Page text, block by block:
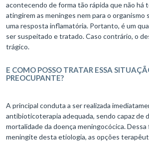
acontecendo de forma tão rápida que não há
atingirem as meninges nem para o organismo
uma resposta inflamatória. Portanto, é um
ser suspeitado e tratado. Caso contrário, o
trágico.
E COMO POSSO TRATAR ESSA
PREOCUPANTE?
A principal conduta a ser realizada
antibioticoterapia adequada, sendo capaz de
mortalidade da doença meningocócica.
meningite desta etiologia, as opções